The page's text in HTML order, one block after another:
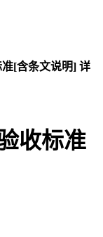
[含条文说明] 详
收标准